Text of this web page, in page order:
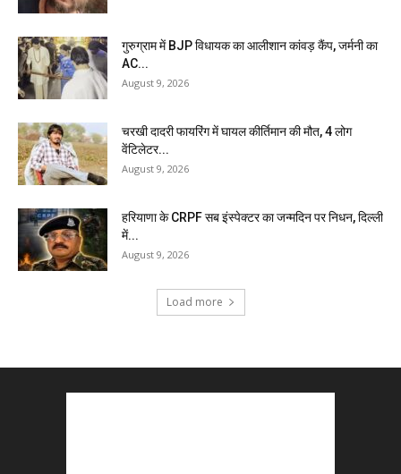
गुरुग्राम में BJP विधायक का आलीशान कांवड़ कैंप, जर्मनी का
AC...
August 9, 2026
चरखी दादरी फायरिंग में घायल कीर्तिमान की मौत, 4 लोग
वेंटिलेटर...
August 9, 2026
हरियाणा के CRPF सब इंस्पेक्टर का जन्मदिन पर निधन, दिल्ली
में...
August 9, 2026
Load more